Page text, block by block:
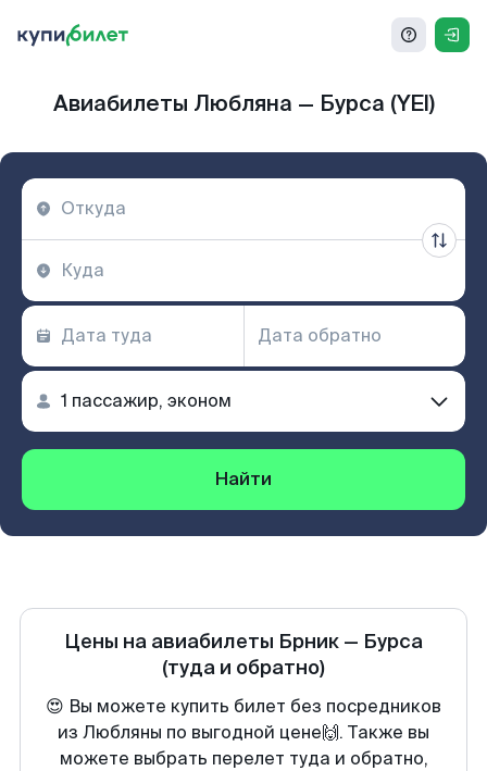
Авиабилеты Любляна — Бурса (YEI)
Найти
Цены на авиабилеты Брник — Бурса
(туда и обратно)
😍 Вы можете купить билет без посредников
из Любляны по выгодной цене🙌. Также вы
можете выбрать перелет туда и обратно,